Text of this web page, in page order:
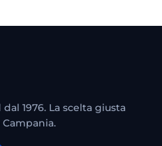
1976. La scelta giusta